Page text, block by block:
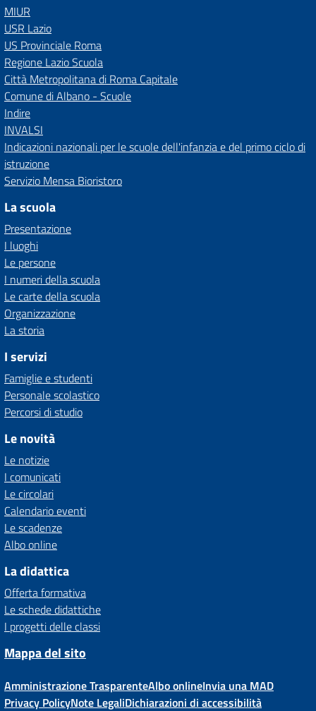
MIUR
USR Lazio
US Provinciale Roma
Regione Lazio Scuola
Città Metropolitana di Roma Capitale
Comune di Albano - Scuole
Indire
INVALSI
Indicazioni nazionali per le scuole dell'infanzia e del primo ciclo di
istruzione
Servizio Mensa Bioristoro
La scuola
Presentazione
I luoghi
Le persone
I numeri della scuola
Le carte della scuola
Organizzazione
La storia
I servizi
Famiglie e studenti
Personale scolastico
Percorsi di studio
Le novità
Le notizie
I comunicati
Le circolari
Calendario eventi
Le scadenze
Albo online
La didattica
Offerta formativa
Le schede didattiche
I progetti delle classi
Mappa del sito
Amministrazione TrasparenteAlbo onlineInvia una MAD
Privacy PolicyNote LegaliDichiarazioni di accessibilità